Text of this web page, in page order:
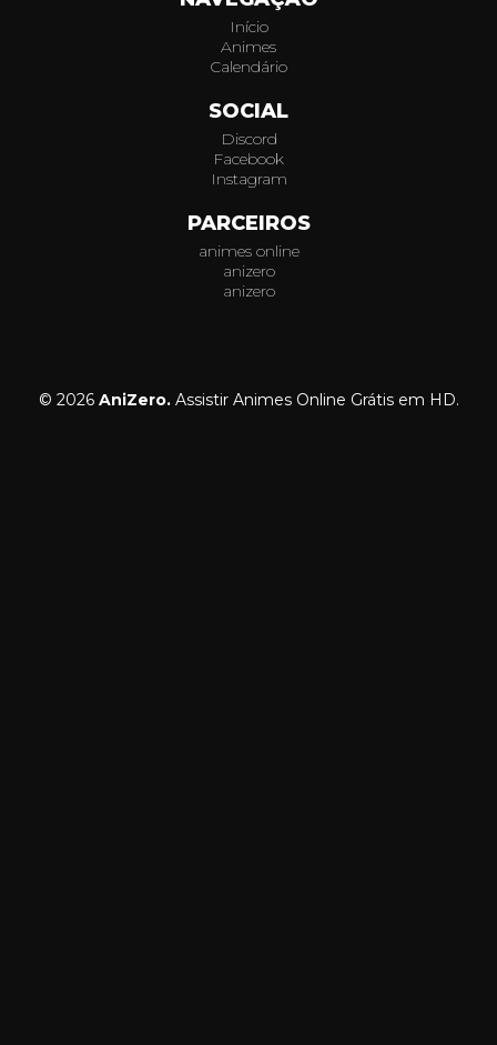
Início
Animes
Calendário
SOCIAL
Discord
Facebook
Instagram
PARCEIROS
animes online
anizero
anizero
© 2026 AniZero.Assistir Animes Online Grátis em HD.